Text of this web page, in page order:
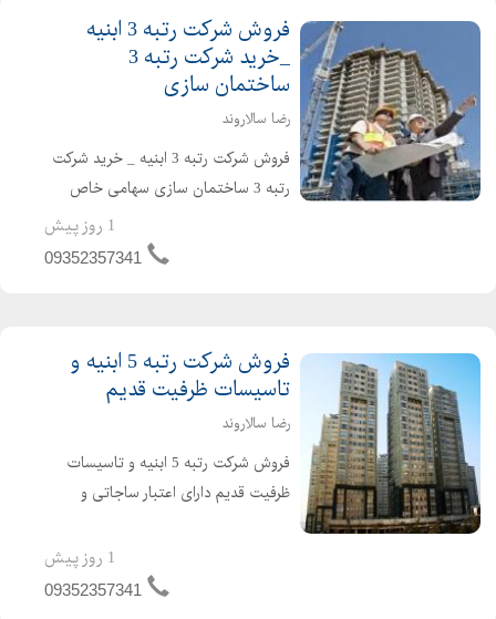
فروش شرکت رتبه 3 ابنیه
_خرید شرکت رتبه 3
ساختمان سازی
رضا سالاروند
فروش شرکت رتبه 3 ابنیه _ خرید شرکت
رتبه 3 ساختمان سازی سهامی خاص
دارای اعتبار ساجاتی و ساجاری فاقد
بدهی مالیاتی و بیمه ارزش افزوده مفاصا
1 روز پیش
09352357341
فروش شرکت رتبه 5 ابنیه و
تاسیسات ظرفیت قدیم
رضا سالاروند
فروش شرکت رتبه 5 ابنیه و تاسیسات
ظرفیت قدیم دارای اعتبار ساجاتی و
واقعی نقل و انتقال سریع خوش قیمت
1 روز پیش
09352357341